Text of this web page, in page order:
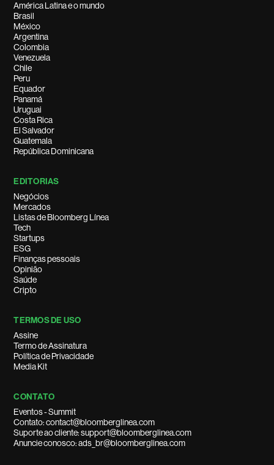
América Latina e o mundo
Brasil
México
Argentina
Colombia
Venezuela
Chile
Peru
Equador
Panamá
Uruguai
Costa Rica
El Salvador
Guatemala
República Dominicana
EDITORIAS
Negócios
Mercados
Listas de Bloomberg Línea
Tech
Startups
ESG
Finanças pessoais
Opinião
Saúde
Cripto
TERMOS DE USO
Assine
Termo de Assinatura
Política de Privacidade
Media Kit
CONTATO
Eventos - Summit
Contato: contact@bloomberglinea.com
Suporte ao cliente: support@bloomberglinea.com
Anuncie conosco: ads_br@bloomberglinea.com